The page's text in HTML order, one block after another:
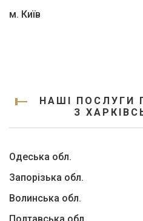
м. Київ
НАШІ ПОСЛУГИ
З
Одеська обл.
Запорізька обл.
Волинська обл.